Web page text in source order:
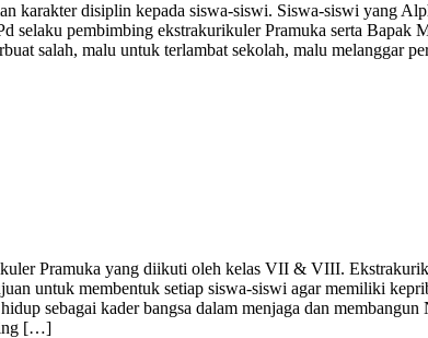
karakter disiplin kepada siswa-siswi. Siswa-siswi yang
selaku pembimbing ekstrakurikuler Pramuka serta Bapak
salah, malu untuk terlambat sekolah, malu melanggar
Pramuka yang diikuti oleh kelas VII & VIII.
untuk membentuk setiap siswa-siswi agar memiliki
sebagai kader bangsa dalam menjaga dan
[…]